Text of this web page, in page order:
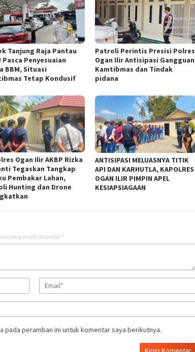
Tanjung Raja Pantau
Pasca Penyesuaian
BBM, Situasi
Tetap Kondusif
Patroli Perintis Presisi Polres
Ogan Ilir Antisipasi Gangguan
Kamtibmas dan Tindak
pidana
Ogan Ilir AKBP Rizka
Tegaskan Tangkap
Pembakar Lahan,
Hunting dan Drone
ANTISIPASI MELUASNYA TITIK
API DAN KARHUTLA, KAPOLRES
OGAN ILIR PIMPIN APEL
KESIAPSIAGAAN
yang wajib ditandai *
pada peramban ini untuk komentar saya berikutnya.